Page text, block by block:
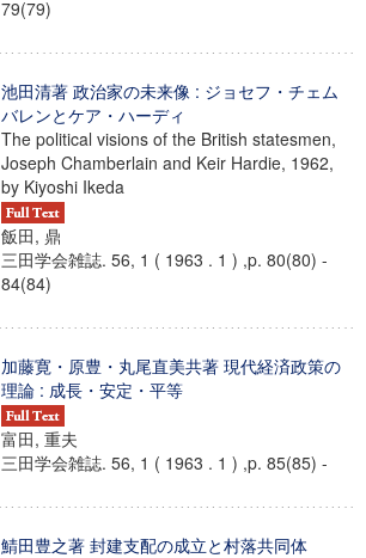
79(79)
池田清著 政治家の未来像 : ジョセフ・チェム
バレンとケア・ハーディ
The political visions of the British statesmen,
Joseph Chamberlain and Keir Hardie, 1962,
by Kiyoshi Ikeda
飯田, 鼎
三田学会雑誌. 56, 1 ( 1963 . 1 ) ,p. 80(80) -
84(84)
加藤寛・原豊・丸尾直美共著 現代経済政策の
理論 : 成長・安定・平等
富田, 重夫
三田学会雑誌. 56, 1 ( 1963 . 1 ) ,p. 85(85) -
鯖田豊之著 封建支配の成立と村落共同体